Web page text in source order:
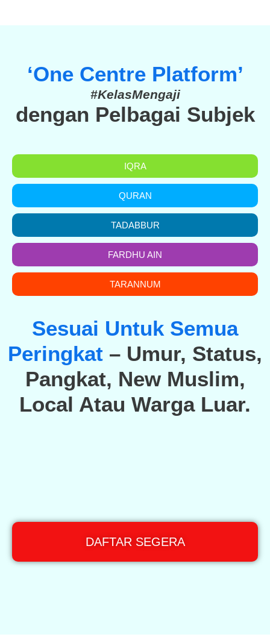
‘One Centre Platform’
#KelasMengaji
dengan Pelbagai Subjek
IQRA
QURAN
TADABBUR
FARDHU AIN
TARANNUM
Sesuai Untuk Semua
Peringkat – Umur, Status,
Pangkat, New Muslim,
Local Atau Warga Luar.
DAFTAR SEGERA